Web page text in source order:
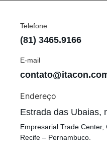
Telefone
(81) 3465.9166
E-mail
Endereço
Estrada das Ubaias,
Empresarial Trade Center,
Recife – Pernambuco.